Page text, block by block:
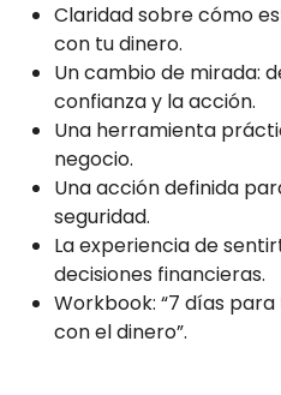
Claridad sobre cómo
con tu dinero.
Un cambio de mirada:
confianza y la acción.
Una herramienta
negocio.
Una acción definida
seguridad.
La experiencia de
decisiones financieras.
Workbook: “7 días
con el dinero”.